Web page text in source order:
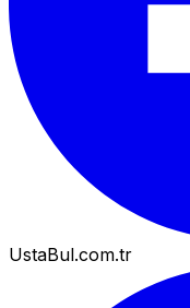
UstaBul.com.tr